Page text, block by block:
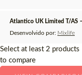
Atlantico UK Limited T/AS
Desenvolvido por: Mixlife
Select at least 2 products
to compare